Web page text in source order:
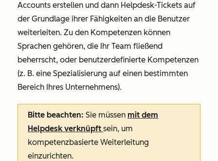
Accounts erstellen und dann Helpdesk-Tickets auf
der Grundlage ihrer Fähigkeiten an die Benutzer
weiterleiten. Zu den Kompetenzen können
Sprachen gehören, die Ihr Team fließend
beherrscht, oder benutzerdefinierte Kompetenzen
(z. B. eine Spezialisierung auf einen bestimmten
Bereich Ihres Unternehmens).
Bitte beachten: Sie müssen mit dem
Helpdesk verknüpft sein, um
kompetenzbasierte Weiterleitung
einzurichten.